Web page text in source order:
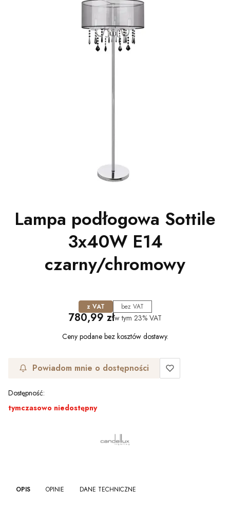
Lampa podłogowa Sottile
3x40W E14
czarny/chromowy
z VAT bez VAT
Cena
780,99 złw tym 23% VAT
Ceny podane bez kosztów dostawy.
Powiadom mnie o dostępności
Dostępność:
tymczasowo niedostępny
OPIS OPINIE DANE TECHNICZNE